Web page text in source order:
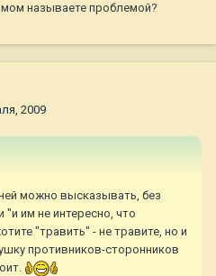
называете проблемой?
2009
можно высказывать, без
"и им не интересно, что
"травить" - не травите, но и
противников-сторонников